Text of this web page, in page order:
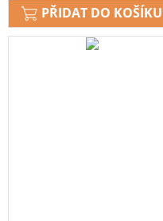
PŘIDAT DO KOŠÍKU